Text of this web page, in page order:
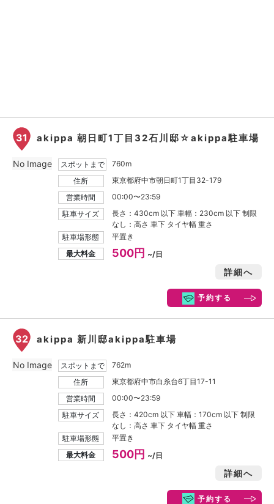
31 akippa 朝日町1丁目32石川邸☆akippa駐車場
スポットまで
760m
住所
東京都府中市朝日町1丁目32-179
営業時間
00:00〜23:59
駐車サイズ
長さ：430cm 以下 車幅：230cm 以下 制限
なし：高さ 車下 タイヤ幅 重さ
駐車場形態
平置き
最大料金
500円 ~/日
詳細へ
予約する
No Image
32 akippa 新川邸akippa駐車場
スポットまで
762m
住所
東京都府中市白糸台6丁目17-11
営業時間
00:00〜23:59
駐車サイズ
長さ：420cm 以下 車幅：170cm 以下 制限
なし：高さ 車下 タイヤ幅 重さ
駐車場形態
平置き
最大料金
500円 ~/日
詳細へ
予約する
No Image